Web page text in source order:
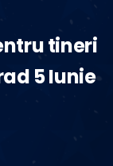
tineri
5 Iunie